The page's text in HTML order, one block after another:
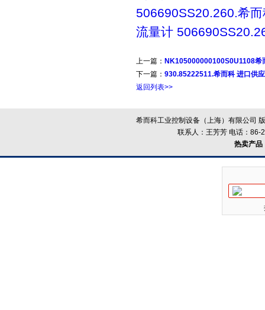
506690SS20.260.希
流量计
上一篇： NK105000000100S0U1108
下一篇： 930.85222511.希而科 进口供
返回列表>>
希而科工业控制设备（上海）有限公司
联系人：王芳芳 电话：
热卖产品